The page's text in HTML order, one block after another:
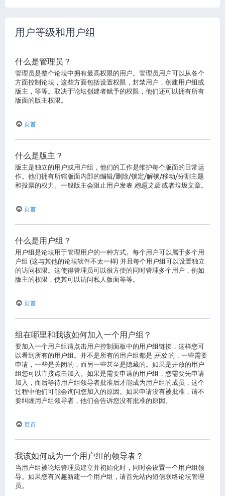
用户等级和用户组
什么是管理员？
管理员是整个论坛中拥有最高权限的用户。管理员用户可以从各个
方面控制论坛，这些方面包括设置权限，封禁用户，创建用户组或
版主，等等。取决于论坛创建者赋予的权限，他们还可以拥有所有
版面的版主权限。
页首
什么是版主？
版主是独立的用户或用户组，他们的工作是维护每个版面的日常运
作。他们拥有所辖版面内部的编辑/删除/锁定/解锁/移动/分割主题
和投票的权力。一般版主会阻止用户发表 跑题文章或者垃圾文章。
页首
什么是用户组？
用户组是论坛用于管理用户的一种方式。每个用户可以属于多个用
户组 (这与其他的论坛软件不太一样) 并且每个用户组可以设置独立
的访问权限。这使得管理员可以很方便的同时管理多个用户，例如
版主的权限，使其可以访问私人版面等等。
页首
组在哪里和我该如何加入一个用户组？
要加入一个用户组请点击用户控制面板中的用户组链接，这样您可
以看到所有的用户组。并不是所有的用户组都是 开放的，一些需要
申请，一些是关闭的，而另一些甚至是隐藏的。如果是开放的用户
组您可以直接点击加入。如果是需要申请的用户组，您需要先申请
加入，而后等待用户组领导者批准后才能成为用户组的成员，这个
过程中他们可能会询问您加入的原因。如果申请没有被批准，请不
要纠缠用户组领导者，他们会告诉您没有批准的原因。
页首
我该如何成为一个用户组的领导者？
当用户组被论坛管理员建立并初始化时，同时会设置一个用户组领
导。如果您有兴趣新建一个用户组，请首先站内短信联络论坛管理
员。